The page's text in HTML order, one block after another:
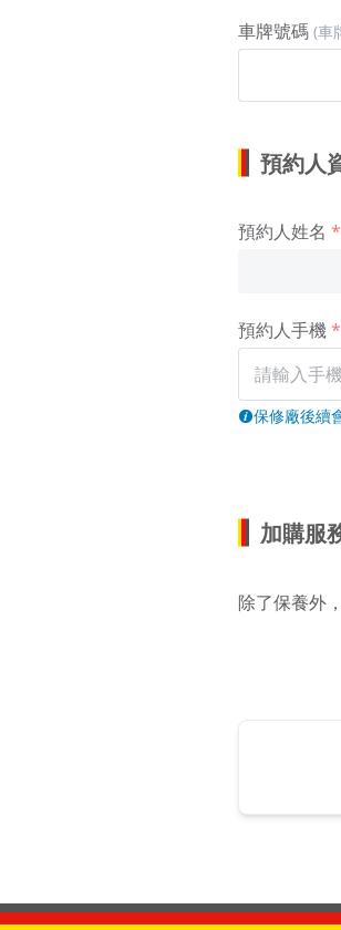
車牌號碼 (車
預約人
預約人姓名
預約人手機
保修廠後續
加購服
除了保養外